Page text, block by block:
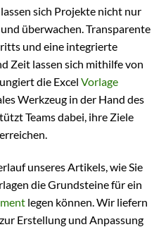
sich Projekte nicht nur
überwachen. Transparente
und eine integrierte
Zeit lassen sich mithilfe von
die Excel Vorlage
Werkzeug in der Hand des
Teams dabei, ihre Ziele
unseres Artikels, wie Sie
die Grundsteine für ein
legen können. Wir liefern
Erstellung und Anpassung